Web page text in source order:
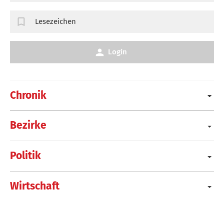
Chronik
Bezirke
Politik
Wirtschaft
Lesezeichen
Login